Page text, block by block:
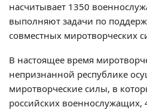
насчитывает 1350
выполняют задачи по
совместных миротворческих
В настоящее время
непризнанной республике
миротворческие силы, в
российских военнослужащих,